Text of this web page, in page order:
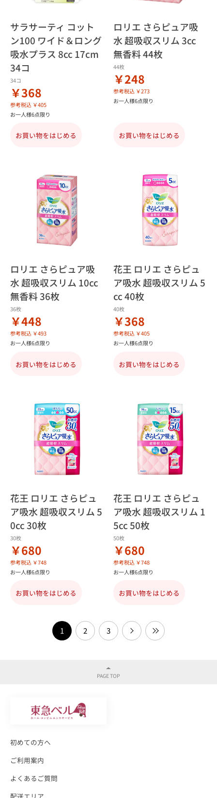
サラサーティ コット
ン100 ワイド＆ロング
吸水プラス 8cc 17cm
34コ
34コ
￥368
参考税込 ￥405
お一人様6点限り
お買い物をはじめる
ロリエ さらピュア吸
水 超吸収スリム 3cc
無香料 44枚
44枚
￥248
参考税込 ￥273
お一人様6点限り
お買い物をはじめる
ロリエ さらピュア吸
水 超吸収スリム 10cc
無香料 36枚
36枚
￥448
参考税込 ￥493
お一人様6点限り
お買い物をはじめる
花王 ロリエ さらピュ
ア吸水 超吸収スリム 5
cc 40枚
40枚
￥368
参考税込 ￥405
お一人様6点限り
お買い物をはじめる
花王 ロリエ さらピュ
ア吸水 超吸収スリム 5
0cc 30枚
30枚
￥680
参考税込 ￥748
お一人様6点限り
お買い物をはじめる
花王 ロリエ さらピュ
ア吸水 超吸収スリム 1
5cc 50枚
50枚
￥680
参考税込 ￥748
お一人様6点限り
お買い物をはじめる
1 2 3
初めての方へ
ご利用案内
よくあるご質問
配送エリア